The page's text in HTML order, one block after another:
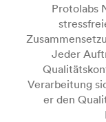
Protolabs
Jeder
Verarbeitung
er den